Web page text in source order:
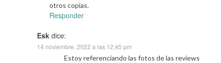
otros copias.
Responder
Esk dice:
14 noviembre, 2022 a las 12:45 pm
Estoy referenciando las fotos de las reviews